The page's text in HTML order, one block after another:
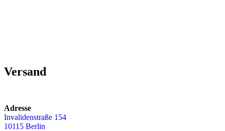
Versand
Adresse
Invalidenstraße 154
10115 Berlin